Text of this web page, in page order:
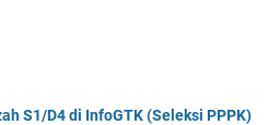
S1/D4 di InfoGTK (Seleksi PPPK)